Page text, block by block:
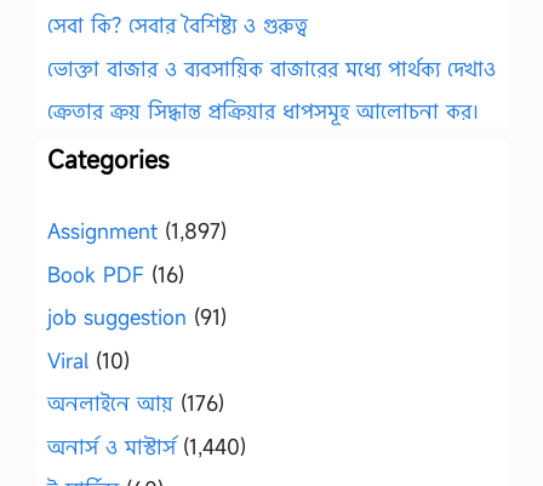
সেবা কি? সেবার বৈশিষ্ট্য ও গুরুত্ব
ভোক্তা বাজার ও ব্যবসায়িক বাজারের মধ্যে পার্থক্য দেখাও
ক্রেতার ক্রয় সিদ্ধান্ত প্রক্রিয়ার ধাপসমূহ আলোচনা কর।
Categories
Assignment (1,897)
Book PDF (16)
job suggestion (91)
Viral (10)
অনলাইনে আয় (176)
অনার্স ও মাস্টার্স(1,440)